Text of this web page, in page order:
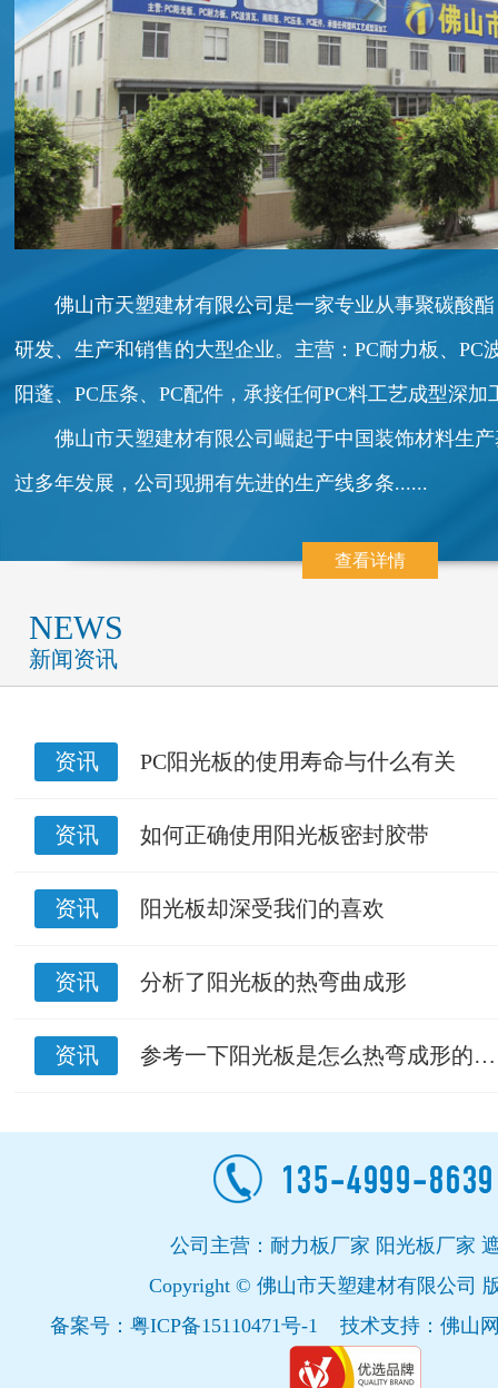
佛山市天塑建材有限公司是一家专业从事聚碳酸
研发、生产和销售的大型企业。主营：PC耐力板、PC
阳蓬、PC压条、PC配件，承接任何PC料工艺成型深加
佛山市天塑建材有限公司崛起于中国装饰材料生
过多年发展，公司现拥有先进的生产线多条......
查看详情
NEWS
新闻资讯
资讯 PC阳光板的使用寿命与什么有关
资讯 如何正确使用阳光板密封胶带
资讯 阳光板却深受我们的喜欢
资讯 分析了阳光板的热弯曲成形
资讯 参考一下阳光板是怎么热弯成形的…
公司主营：耐力板厂家 阳光板厂家
Copyright © 佛山市天塑建材有限公司
备案号：粤ICP备15110471号-1 技术支持：佛山